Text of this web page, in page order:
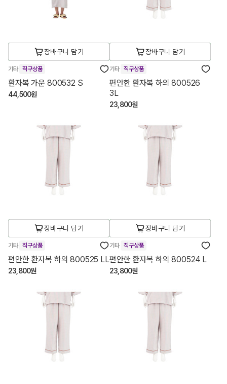
장바구니 담기
기타 직구상품
환자복 가운 800532 S
44,500원
장바구니 담기
기타 직구상품
편안한 환자복 하의 800526
3L
23,800원
장바구니 담기
기타 직구상품
편안한 환자복 하의 800525 LL
23,800원
장바구니 담기
기타 직구상품
편안한 환자복 하의 800524 L
23,800원